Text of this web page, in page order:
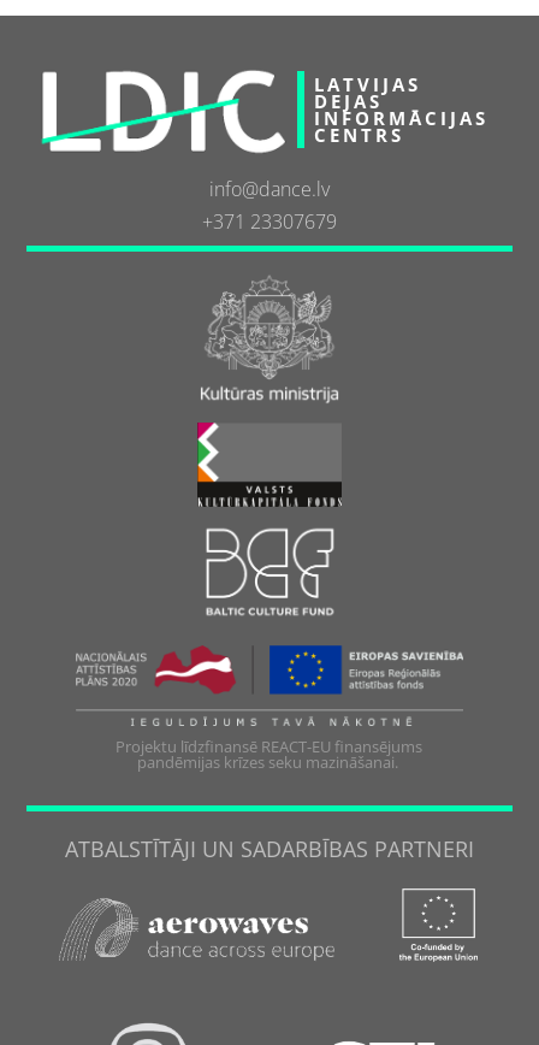
LATVIJAS
DEJAS
INFORMĀCIJAS
CENTRS
info@dance.lv
+371 23307679
Projektu līdzfinansē REACT-EU finansējums
pandēmijas krīzes seku mazināšanai.
ATBALSTĪTĀJI UN SADARBĪBAS PARTNERI